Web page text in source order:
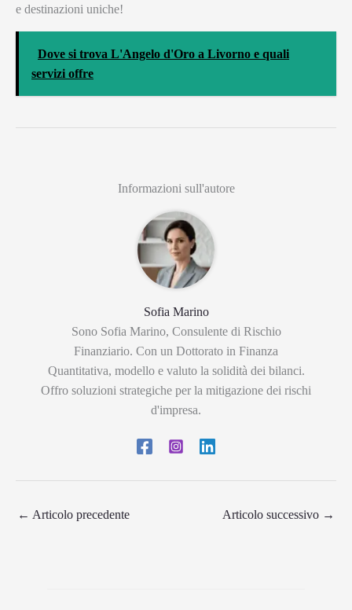
e destinazioni uniche!
Dove si trova L'Angelo d'Oro a Livorno e quali
servizi offre
Informazioni sull'autore
Sofia Marino
Sono Sofia Marino, Consulente di Rischio
Finanziario. Con un Dottorato in Finanza
Quantitativa, modello e valuto la solidità dei bilanci.
Offro soluzioni strategiche per la mitigazione dei rischi
d'impresa.
← Articolo precedente Articolo successivo →